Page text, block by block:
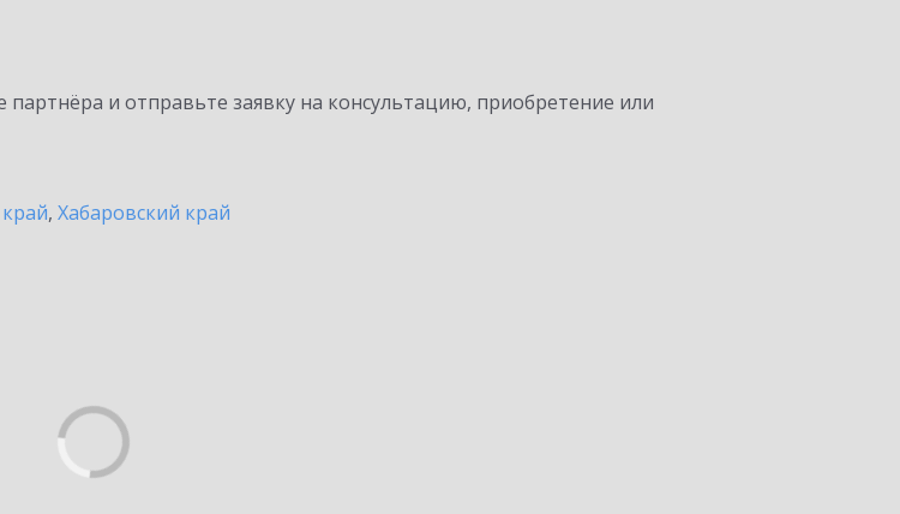
и отправьте заявку на консультацию, приобретение или
, Хабаровский край